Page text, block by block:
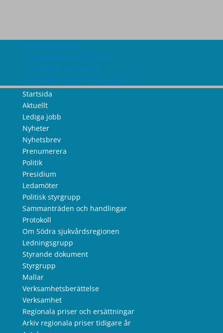
Om webbplatsen
Tillgänglighetsredogörelse
Information om cookies
Information om personuppgifter
Startsida
Aktuellt
Lediga jobb
Nyheter
Nyhetsbrev
Prenumerera
Politik
Presidium
Ledamöter
Politisk styrgrupp
Sammanträden och handlingar
Protokoll
Om Södra sjukvårdsregionen
Ledningsgrupp
Styrande dokument
Styrgrupp
Mallar
Verksamhetsberättelse
Verksamhet
Regionala priser och ersättningar
Arkiv regionala priser tidigare år